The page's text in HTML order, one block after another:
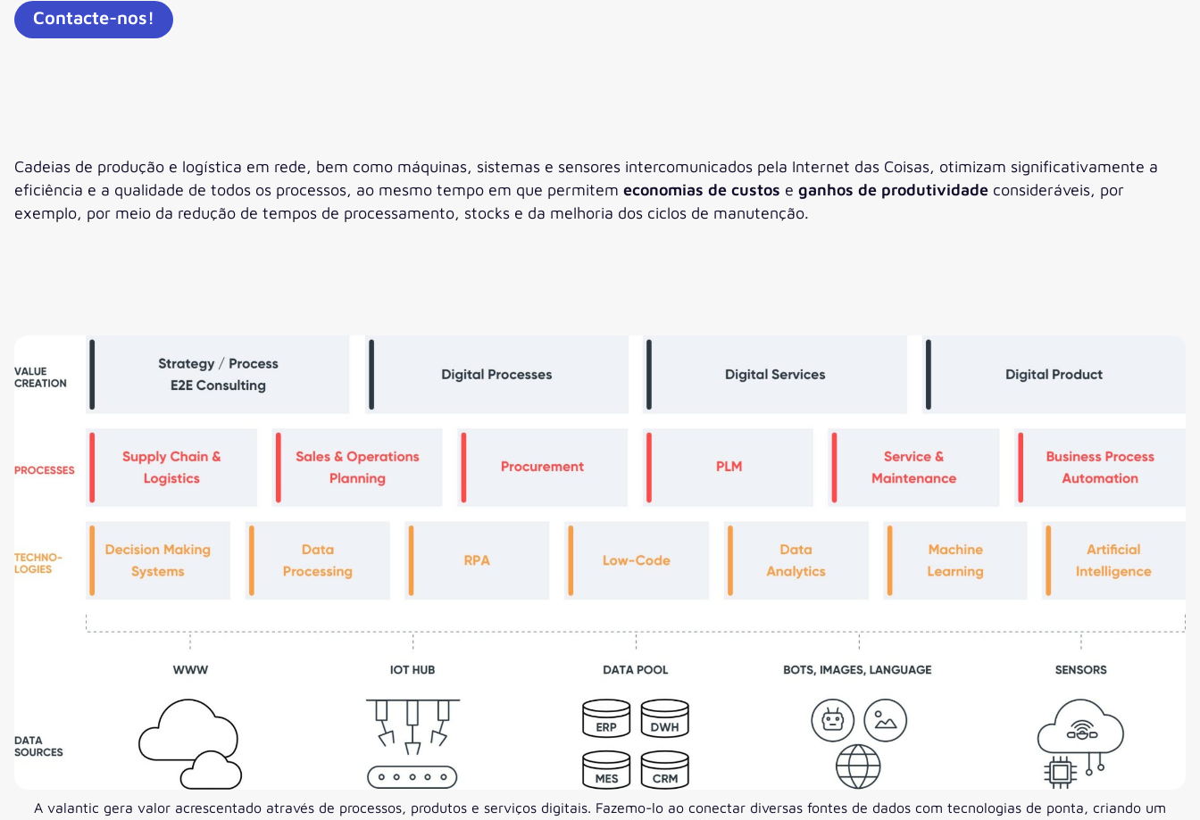
Contacte-nos!
Cadeias de produção e logística em rede, bem como máquinas, sistemas e sensores intercomunicados pela Internet das Coisas, otimizam significativamente a
eficiência e a qualidade de todos os processos, ao mesmo tempo em que permitem economias de custos e ganhos de produtividade consideráveis, por
exemplo, por meio da redução de tempos de processamento, stocks e da melhoria dos ciclos de manutenção.
A valantic gera valor acrescentado através de processos, produtos e serviços digitais. Fazemo-lo ao conectar diversas fontes de dados com tecnologias de ponta, criando um